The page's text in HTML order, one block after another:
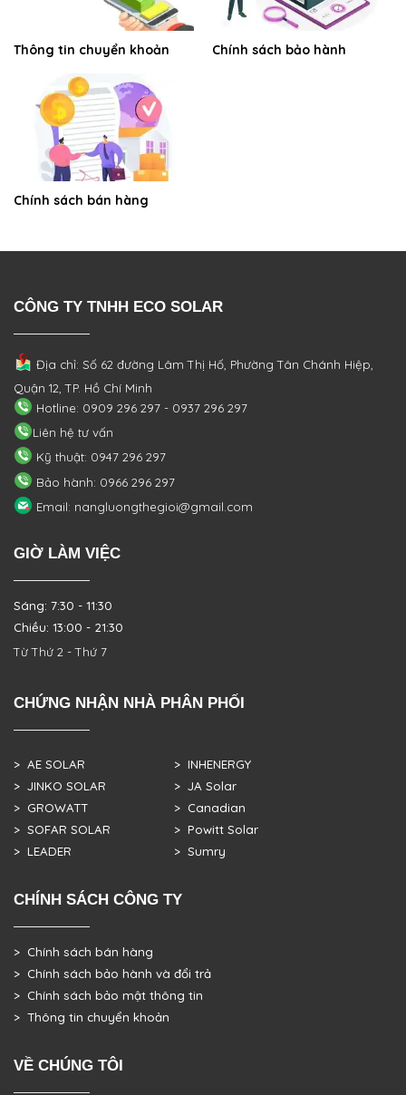
Thông tin chuyển khoản Chính sách bảo hành
Chính sách bán hàng
CÔNG TY TNHH ECO SOLAR
Địa chỉ: Số 62 đường Lâm Thị Hố, PhườngTân Chánh Hiệp,
Quận 12, TP. Hồ Chí Minh
Hotline: 0909 296 297 - 0937 296 297
Liên hệ tư vấn
Kỹ thuật: 0947 296 297
Bảo hành: 0966 296 297
Email: nangluongthegioi@gmail.com
GIỜ LÀM VIỆC
Sáng: 7:30 - 11:30
Chiều: 13:00 - 21:30
Từ Thứ 2 - Thứ 7
CHỨNG NHẬN NHÀ PHÂN PHỐI
> AE SOLAR
> JINKO SOLAR
> GROWATT
> SOFAR SOLAR
> LEADER
> INHENERGY
> JA Solar
> Canadian
> Powitt Solar
> Sumry
CHÍNH SÁCH CÔNG TY
> Chính sách bán hàng
> Chính sách bảo hành và đổi trả
> Chính sách bảo mật thông tin
> Thông tin chuyển khoản
VỀ CHÚNG TÔI